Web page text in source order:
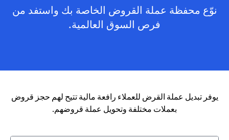
نوّع محفظة عملة القروض الخاصة بك واستفد من
فرص السوق العالمية.
يوفر تبديل عملة القرض للعملاء رافعة مالية تتيح لهم حجز قروض
بعملات مختلفة وتحويل عملة قروضهم.